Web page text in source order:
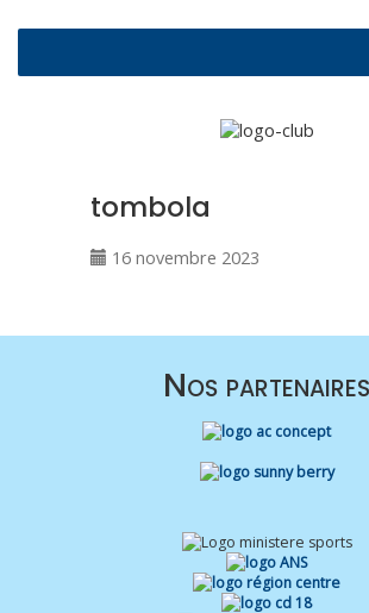
tombola
16 novembre 2023
Nos partenaires